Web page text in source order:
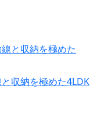
収納を極めた4LDK